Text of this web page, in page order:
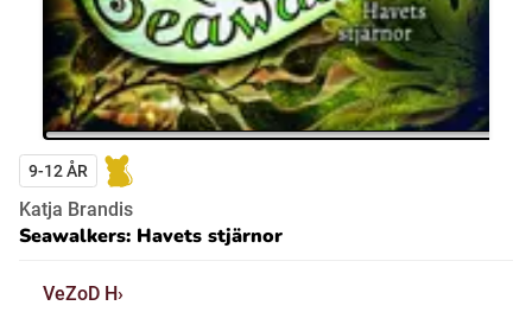
9-12 ÅR
Katja Brandis
Seawalkers: Havets stjärnor
VeZoD H